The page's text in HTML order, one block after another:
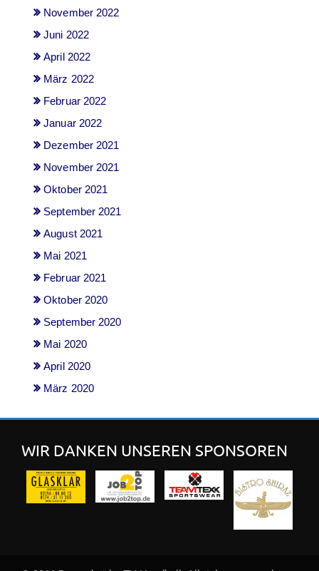
November 2022
Juni 2022
April 2022
März 2022
Februar 2022
Januar 2022
Dezember 2021
November 2021
Oktober 2021
September 2021
August 2021
Mai 2021
Februar 2021
Oktober 2020
September 2020
Mai 2020
April 2020
März 2020
WIR DANKEN UNSEREN SPONSOREN